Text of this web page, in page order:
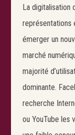
La
représentations
émerger un
marché
majorité
dominante.
recherche
ou YouTube les